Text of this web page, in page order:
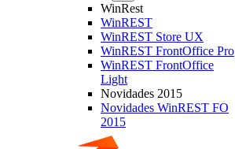
WinRest
WinREST
WinREST Store UX
WinREST FrontOffice Pro
WinREST FrontOffice
Light
Novidades 2015
Novidades WinREST FO
2015